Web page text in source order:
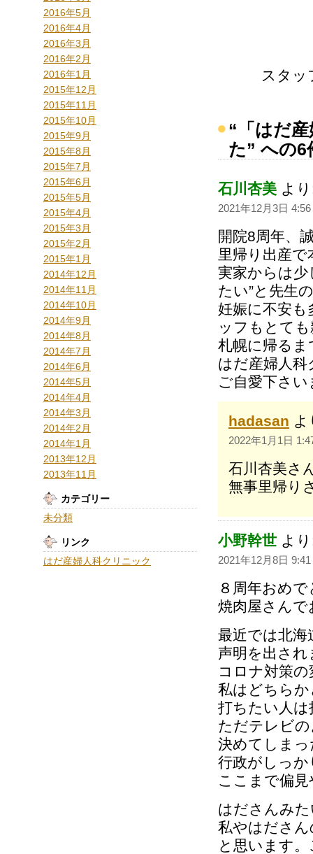
2016年5月
2016年4月
2016年3月
2016年2月
2016年1月
2015年12月
2015年11月
2015年10月
2015年9月
2015年8月
2015年7月
2015年6月
2015年5月
2015年4月
2015年3月
2015年2月
2015年1月
2014年12月
2014年11月
2014年10月
2014年9月
2014年8月
2014年7月
2014年6月
2014年5月
2014年4月
2014年3月
2014年2月
2014年1月
2013年12月
2013年11月
カテゴリー
未分類
リンク
はだ産婦人科クリニック
スタッ
“「はだ
た” への6
石川杏美 よ
2021年12月3日
開院8周年、
里帰り出産
実家からは少
たい”と先生
妊娠に不安も
ッフもとて
札幌に帰る
はだ産婦人
ご自愛下さい
hadasan よ
2022年1月1日
石川杏美さ
無事里帰り
小野幹世 よ
2021年12月8日
８周年おめ
焼肉屋さん
最近では北海
声明を出さ
コロナ対策
私はどちら
打ちたい人
ただテレビ
決めてしま
行政がしっ
ここまで偏
はださんみ
私やはださ
と思います